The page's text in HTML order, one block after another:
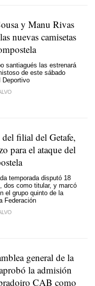
y Manu Rivas
nuevas camisetas
santiagués las estrenará
de este sábado
Deportivo
filial del Getafe,
para el ataque del
temporada disputó 18
dos como titular, y marcó
el grupo quinto de la
Federación
general de la
la admisión
CAB como